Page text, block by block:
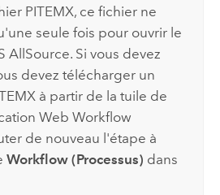
PITEMX, ce fichier ne
seule fois pour ouvrir le
AllSource. Si vous devez
devez télécharger un
à partir de la tuile de
WebWorkflow
de nouveau l'étape à
Workflow (Processus) dans